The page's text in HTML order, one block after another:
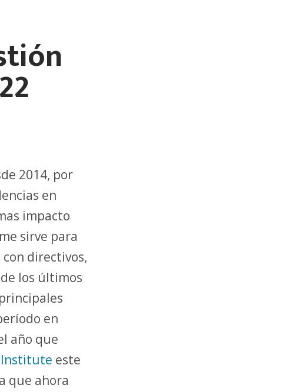
2014, por
en
impacto
sirve para
directivos,
los últimos
en
año que
Institute este
que ahora